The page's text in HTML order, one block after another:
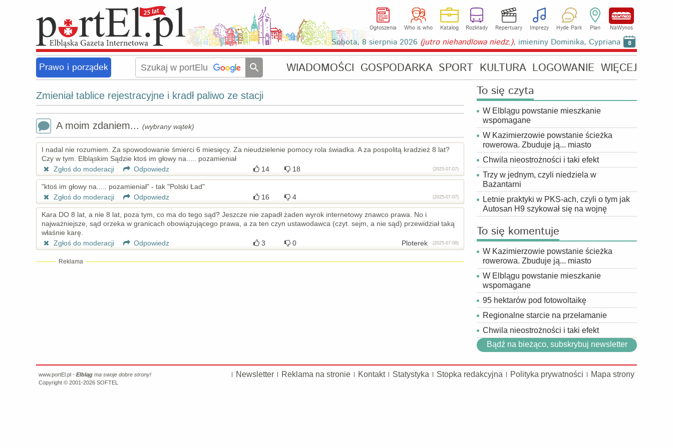
Ogłoszenia Who is who Katalog Rozkłady Repertuary Imprezy Hyde Park Plan NaWynos
Sobota, 8 sierpnia 2026 (jutro niehandlowa niedz.), imieniny Dominika, Cypriana 8
Prawo i porządek WIADOMOŚCI GOSPODARKA SPORT KULTURA LOGOWANIE WIĘCEJ
Zmieniał tablice rejestracyjne i kradł paliwo ze stacji
A moim zdaniem... (wybrany wątek)
I nadal nie rozumiem. Za spowodowanie śmierci 6 miesięcy. Za nieudzielenie pomocy rola świadka. A za pospolitą kradzież 8 lat?
Czy w tym. Elbląskim Sądzie ktoś im głowy na..... pozamieniał
Zgłoś do moderacji
Odpowiedz 14 18 (2025-07-07)
"ktoś im głowy na..... pozamieniał" - tak "Polski Ład"
Zgłoś do moderacji
Odpowiedz 16 4 (2025-07-07)
Kara DO 8 lat, a nie 8 lat, poza tym, co ma do tego sąd? Jeszcze nie zapadł żaden wyrok internetowy znawco prawa. No i
najważniejsze, sąd orzeka w granicach obowiązującego prawa, a za ten czyn ustawodawca (czyt. sejm, a nie sąd) przewidział taką
właśnie karę.
Zgłoś do moderacji
Odpowiedz 3 0 Ploterek (2025-07-08)
Reklama
To się czyta
W Elblągu powstanie mieszkanie
wspomagane
W Kazimierzowie powstanie ścieżka
rowerowa. Zbuduje ją... miasto
Chwila nieostrożności i taki efekt
Trzy w jednym, czyli niedziela w
Bażantarni
Letnie praktyki w PKS-ach, czyli o tym jak
Autosan H9 szykował się na wojnę
To się komentuje
W Kazimierzowie powstanie ścieżka
rowerowa. Zbuduje ją... miasto
W Elblągu powstanie mieszkanie
wspomagane
95 hektarów pod fotowoltaikę
Regionalne starcie na przełamanie
Chwila nieostrożności i taki efekt
Bądź na bieżąco, subskrybuj newsletter
Newsletter Reklama na stronie Kontakt Statystyka Stopka redakcyjna Polityka prywatności Mapa strony
www.portEl.pl - Elbląg ma swoje dobre strony!
Copyright © 2001-2026 SOFTEL